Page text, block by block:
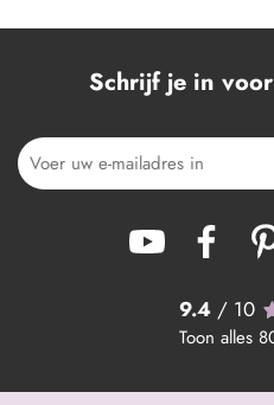
Schrijf je in
9.4 / 10
Toon alles